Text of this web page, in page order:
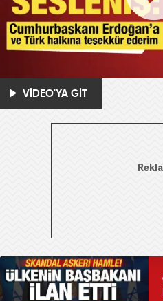
VİDEO'YA GİT